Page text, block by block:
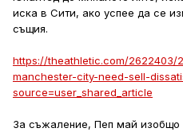
иска в Сити, ако успее да се
същия.
https://theathletic.com/2622403/
manchester-city-need-sell-
source=user_shared_article
За съжаление, Пеп май изобщо